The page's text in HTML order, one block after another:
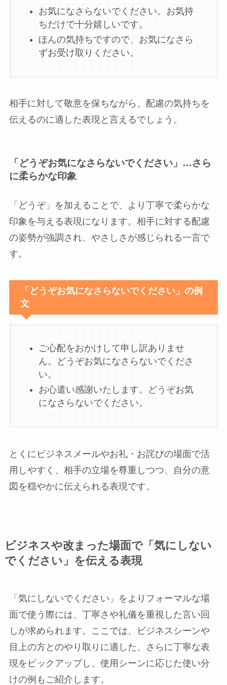
お気になさらないでください。お気持
ちだけで十分嬉しいです。
ほんの気持ちですので、お気になさら
ずお受け取りください。
相手に対して敬意を保ちながら、配慮の気持ちを
伝えるのに適した表現と言えるでしょう。
「どうぞお気になさらないでください」…さら
に柔らかな印象
「どうぞ」を加えることで、より丁寧で柔らかな
印象を与える表現になります。相手に対する配慮
の姿勢が強調され、やさしさが感じられる一言で
す。
「どうぞお気になさらないでください」の例
文
ご心配をおかけして申し訳ありませ
ん。どうぞお気になさらないでくださ
い。
お心遣い感謝いたします。どうぞお気
になさらないでください。
とくにビジネスメールやお礼・お詫びの場面で活
用しやすく、相手の立場を尊重しつつ、自分の意
図を穏やかに伝えられる表現です。
ビジネスや改まった場面で「気にしない
でください」を伝える表現
「気にしないでください」をよりフォーマルな場
面で使う際には、丁寧さや礼儀を重視した言い回
しが求められます。ここでは、ビジネスシーンや
目上の方とのやり取りに適した、さらに丁寧な表
現をピックアップし、使用シーンに応じた使い分
けの例もご紹介します。